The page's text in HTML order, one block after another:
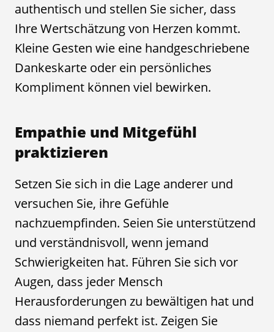
authentisch und stellen Sie sicher, dass
Ihre Wertschätzung von Herzen kommt.
Kleine Gesten wie eine handgeschriebene
Dankeskarte oder ein persönliches
Kompliment können viel bewirken.
Empathie und Mitgefühl
praktizieren
Setzen Sie sich in die Lage anderer und
versuchen Sie, ihre Gefühle
nachzuempfinden. Seien Sie unterstützend
und verständnisvoll, wenn jemand
Schwierigkeiten hat. Führen Sie sich vor
Augen, dass jeder Mensch
Herausforderungen zu bewältigen hat und
dass niemand perfekt ist. Zeigen Sie